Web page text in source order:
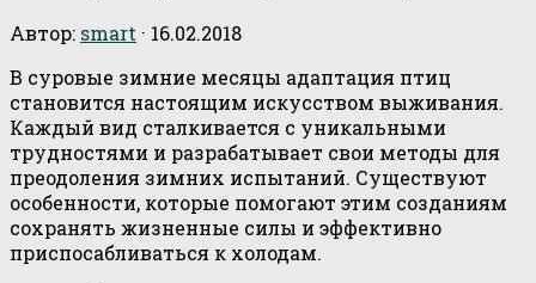
Автор: smart · 16.02.2018
В суровые зимние месяцы адаптация птиц
становится настоящим искусством выживания.
Каждый вид сталкивается с уникальными
трудностями и разрабатывает свои методы для
преодоления зимних испытаний. Существуют
особенности, которые помогают этим созданиям
сохранять жизненные силы и эффективно
приспосабливаться к холодам.